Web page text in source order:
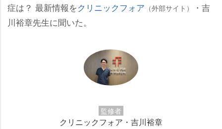
症は？ 最新情報をクリニックフォア （外部サイト）
・吉
川裕章先生に聞いた。
監修者
クリニックフォア・吉川裕章